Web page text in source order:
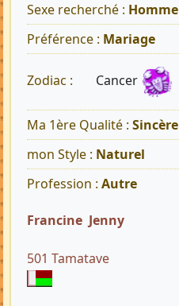
Sexe recherché : Homme
Préférence : Mariage
Zodiac : Cancer
Ma 1ère Qualité : Sincère
mon Style : Naturel
Profession : Autre
Francine Jenny
501 Tamatave